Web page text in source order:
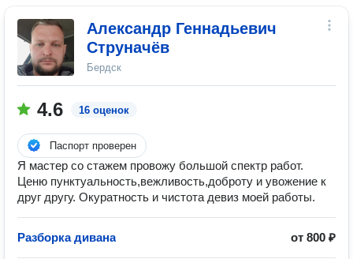
Александр Геннадьевич
Струначёв
Бердск
4.6 16 оценок
Паспорт проверен
Я мастер со стажем провожу большой спектр работ.
Ценю пунктуальность,вежливость,доброту и увожение к
друг другу. Окуратность и чистота девиз моей работы.
Разборка дивана от 800 ₽